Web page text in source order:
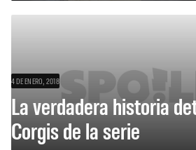
4 DE ENERO, 2018
La verdadera historia
Corgis de la serie